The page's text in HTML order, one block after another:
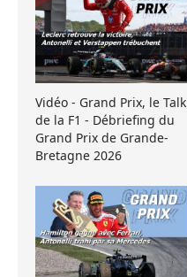
Vidéo - Grand Prix, le Talk
de la F1 - Débriefing du
Grand Prix de Grande-
Bretagne 2026